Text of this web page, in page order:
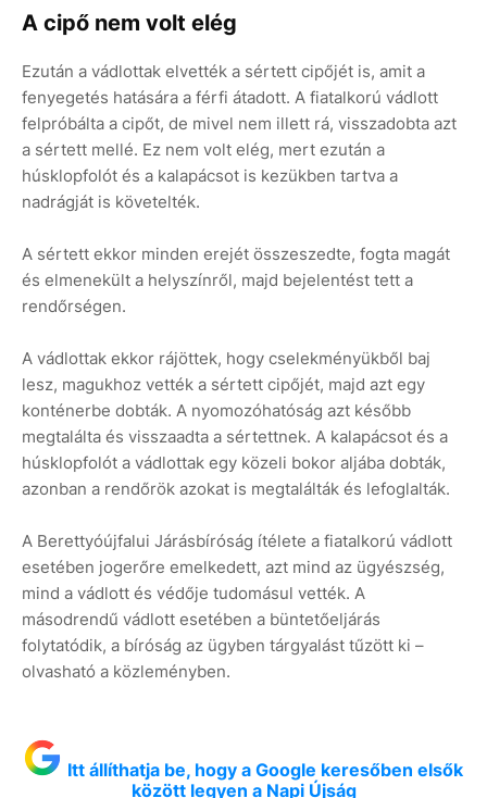
A cipő nem volt elég
Ezután a vádlottak elvették a sértett cipőjét is, amit a
fenyegetés hatására a férfi átadott. A fiatalkorú vádlott
felpróbálta a cipőt, de mivel nem illett rá, visszadobta azt
a sértett mellé. Ez nem volt elég, mert ezután a
húsklopfolót és a kalapácsot is kezükben tartva a
nadrágját is követelték.
A sértett ekkor minden erejét összeszedte, fogta magát
és elmenekült a helyszínről, majd bejelentést tett a
rendőrségen.
A vádlottak ekkor rájöttek, hogy cselekményükből baj
lesz, magukhoz vették a sértett cipőjét, majd azt egy
konténerbe dobták. A nyomozóhatóság azt később
megtalálta és visszaadta a sértettnek. A kalapácsot és a
húsklopfolót a vádlottak egy közeli bokor aljába dobták,
azonban a rendőrök azokat is megtalálták és lefoglalták.
A Berettyóújfalui Járásbíróság ítélete a fiatalkorú vádlott
esetében jogerőre emelkedett, azt mind az ügyészség,
mind a vádlott és védője tudomásul vették. A
másodrendű vádlott esetében a büntetőeljárás
folytatódik, a bíróság az ügyben tárgyalást tűzött ki –
olvasható a közleményben.
Itt állíthatja be, hogy a Google keresőben elsők
között legyen a Napi Újság